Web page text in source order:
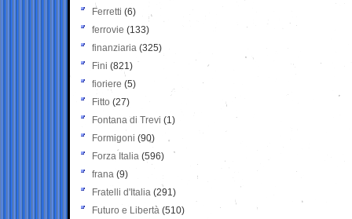
Ferretti (6)
ferrovie (133)
finanziaria (325)
Fini (821)
fioriere (5)
Fitto (27)
Fontana di Trevi (1)
Formigoni (90)
Forza Italia (596)
frana (9)
Fratelli d'Italia (291)
Futuro e Libertà (510)